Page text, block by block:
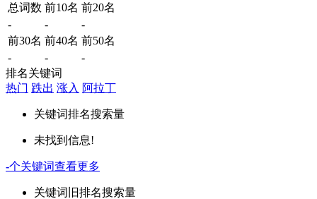
总词数 前10名 前20名
-
-
-
前30名 前40名 前50名
-
-
-
排名关键词
热门 跌出 涨入 阿拉丁
关键词排名搜索量
未找到信息!
-个关键词查看更多
关键词 旧排名搜索量